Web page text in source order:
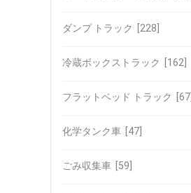
ダンプ トラック [228]
冷蔵ボックストラック [162]
フラットベッド トラック [67]
化学タンク車 [47]
ごみ収集車 [59]